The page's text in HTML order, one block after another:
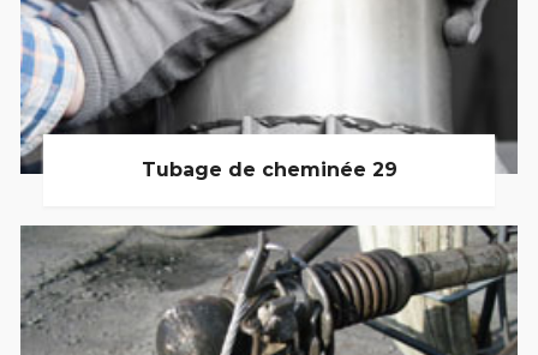
Tubage de cheminée 29